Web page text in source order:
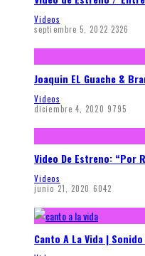
Videos
septiembre 5, 2022 2326
Joaquin EL Guache &
Videos
diciembre 4, 2020 9795
Video De Estreno: “Por
Videos
junio 21, 2020 6042
Canto A La Vida |